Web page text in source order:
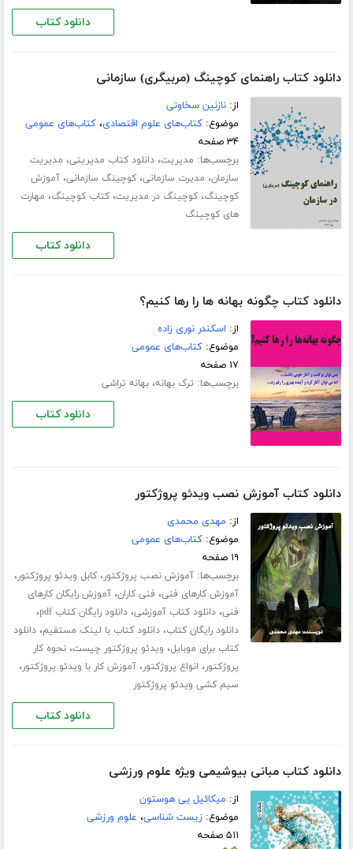
دانلود کتاب
دانلود کتاب راهنمای کوچینگ (مربیگری) سازمانی
از:نازنین سخاوتی
موضوع:کتاب‌های علوم اقتصادی،کتاب‌های عمومی
۳۴ صفحه
برچسب‌ها: مدیریت،دانلود کتاب مدیریتی، مدیریت
سازمان، مدیرت سازمانی،کوچینگ سازمانی،آموزش
کوچینگ،کوچینگ در مدیریت،کتاب کوچینگ، مهارت
های کوچینگ
دانلود کتاب
دانلود کتاب چگونه بهانه ها را رها کنیم؟
از: اسکندر نوری زاده
موضوع:کتاب‌های عمومی
۱۷ صفحه
برچسب‌ها: ترک بهانه،بهانه تراشی
دانلود کتاب
دانلود کتاب آموزش نصب ویدئو پروژکتور
از: مهدی محمدی
موضوع:کتاب‌های عمومی
۱۹ صفحه
برچسب‌ها:آموزش نصب پروژکتور،کابل ویدئو پروژکتور،
آموزش کارهای فنی، فنی کاران،آموزش رایگان کارهای
فنی،دانلود کتاب آموزشی،دانلود رایگان کتاب pdf ،
دانلود رایگان کتاب،دانلود کتاب با لینک مستقیم،دانلود
کتاب برای موبایل، ویدئو پروژکتور چیست،نحوه کار
پروژکتور، انواع پروژکتور،آموزش کار با ویدئو پروژکتور،
سیم کشی ویدئو پروژکتور
دانلود کتاب
دانلود کتاب مبانی بیوشیمی ویژه علوم ورزشی
از: میکائیل یی هوستون
موضوع:زیست شناسی، علوم ورزشی
۵۱۱ صفحه